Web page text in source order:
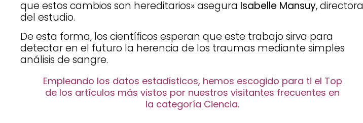
que estos cambios son hereditarios» asegura Isabelle Mansuy, directora
del estudio.
De esta forma, los científicos esperan que este trabajo sirva para
detectar en el futuro la herencia de los traumas mediante simples
análisis de sangre.
Empleando los datos estadísticos, hemos escogido para ti el Top
de los artículos más vistos por nuestros visitantes frecuentes en
la categoría Ciencia.